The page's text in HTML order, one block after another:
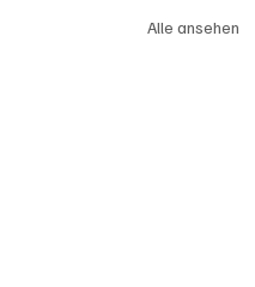
Alle ansehen